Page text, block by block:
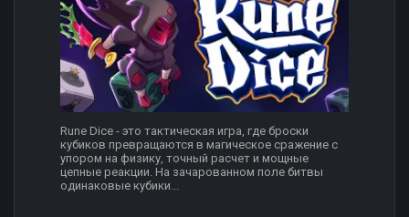
Rune Dice - это тактическая игра, где броски
кубиков превращаются в магическое сражение с
упором на физику, точный расчет и мощные
цепные реакции. На зачарованном поле битвы
одинаковые кубики...